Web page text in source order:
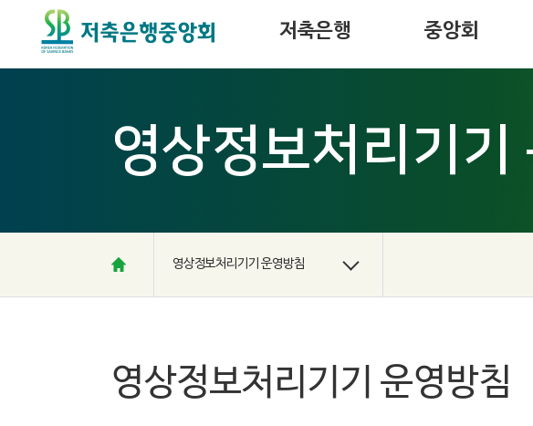
저축은행 중앙회
영상정보처리기기
영상정보처리기기 운영방침
영상정보처리기기 운영방침